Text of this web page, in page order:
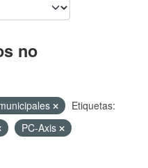
no
Etiquetas:
PC-Axis